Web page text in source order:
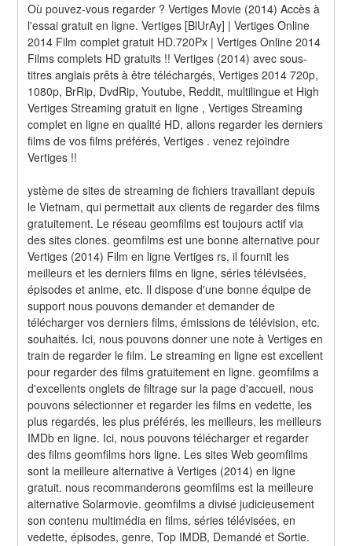
Où pouvez-vous regarder ? Vertiges Movie (2014) Accès à
l'essai gratuit en ligne. Vertiges [BlUrAy] | Vertiges Online
2014 Film complet gratuit HD.720Px | Vertiges Online 2014
Films complets HD gratuits !! Vertiges (2014) avec sous-
titres anglais prêts à être téléchargés, Vertiges 2014 720p,
1080p, BrRip, DvdRip, Youtube, Reddit, multilingue et High
Vertiges Streaming gratuit en ligne , Vertiges Streaming
complet en ligne en qualité HD, allons regarder les derniers
films de vos films préférés, Vertiges . venez rejoindre
Vertiges !!
ystème de sites de streaming de fichiers travaillant depuis
le Vietnam, qui permettait aux clients de regarder des films
gratuitement. Le réseau geomfilms est toujours actif via
des sites clones. geomfilms est une bonne alternative pour
Vertiges (2014) Film en ligne Vertiges rs, il fournit les
meilleurs et les derniers films en ligne, séries télévisées,
épisodes et anime, etc. Il dispose d'une bonne équipe de
support nous pouvons demander et demander de
télécharger vos derniers films, émissions de télévision, etc.
souhaités. Ici, nous pouvons donner une note à Vertiges en
train de regarder le film. Le streaming en ligne est excellent
pour regarder des films gratuitement en ligne. geomfilms a
d'excellents onglets de filtrage sur la page d'accueil, nous
pouvons sélectionner et regarder les films en vedette, les
plus regardés, les plus préférés, les meilleurs, les meilleurs
IMDb en ligne. Ici, nous pouvons télécharger et regarder
des films geomfilms hors ligne. Les sites Web geomfilms
sont la meilleure alternative à Vertiges (2014) en ligne
gratuit. nous recommanderons geomfilms est la meilleure
alternative Solarmovie. geomfilms a divisé judicieusement
son contenu multimédia en films, séries télévisées, en
vedette, épisodes, genre, Top IMDB, Demandé et Sortie.